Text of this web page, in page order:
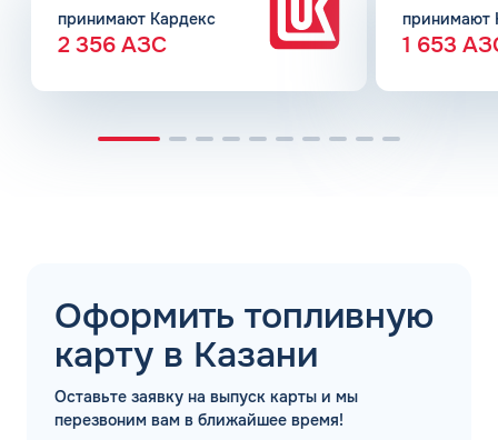
принимают Кардекс
2 356 АЗС
принимают
1 653
Оформить топливную
карту в Казани
Оставьте заявку на выпуск карты и мы
перезвоним вам в ближайшее время!